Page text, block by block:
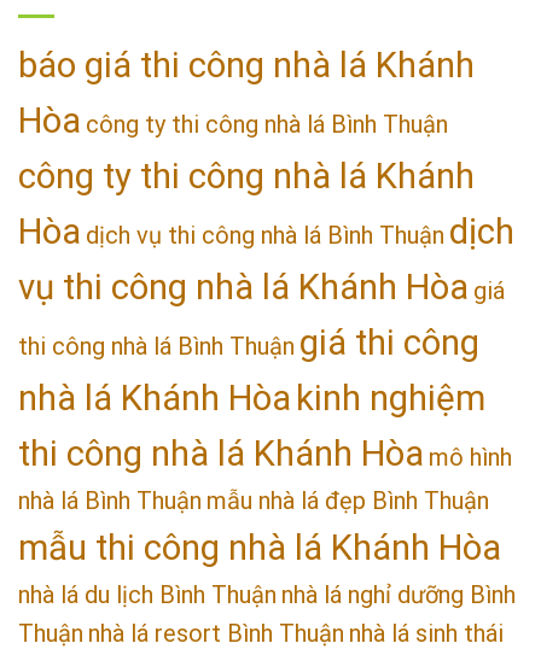
báo giá thi công nhà lá Khánh
Hòa công ty thi công nhà lá Bình Thuận
công ty thi công nhà lá Khánh
Hòa dịch vụ thi công nhà lá Bình Thuận dịch
vụ thi công nhà lá Khánh Hòa giá
thi công nhà lá Bình Thuận giá thi công
nhà lá Khánh Hòa kinh nghiệm
thi công nhà lá Khánh Hòa mô hình
nhà lá Bình Thuận mẫu nhà lá đẹp Bình Thuận
mẫu thi công nhà lá Khánh Hòa
nhà lá du lịch Bình Thuận nhà lá nghỉ dưỡng Bình
Thuận nhà lá resort Bình Thuận nhà lá sinh thái